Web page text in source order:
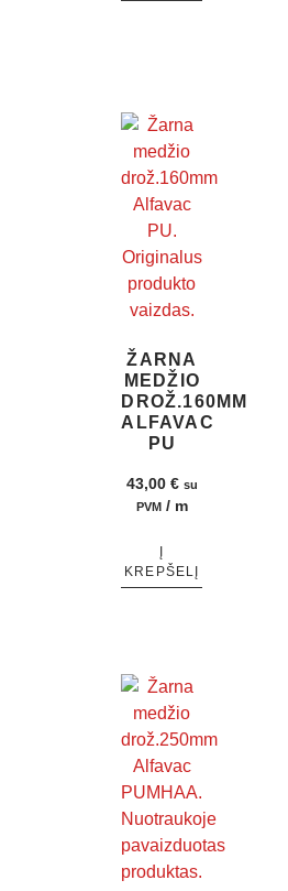
ŽARNA
MEDŽIO
DROŽ.160MM
ALFAVAC
PU
43,00 € su
PVM / m
KREPŠELĮ